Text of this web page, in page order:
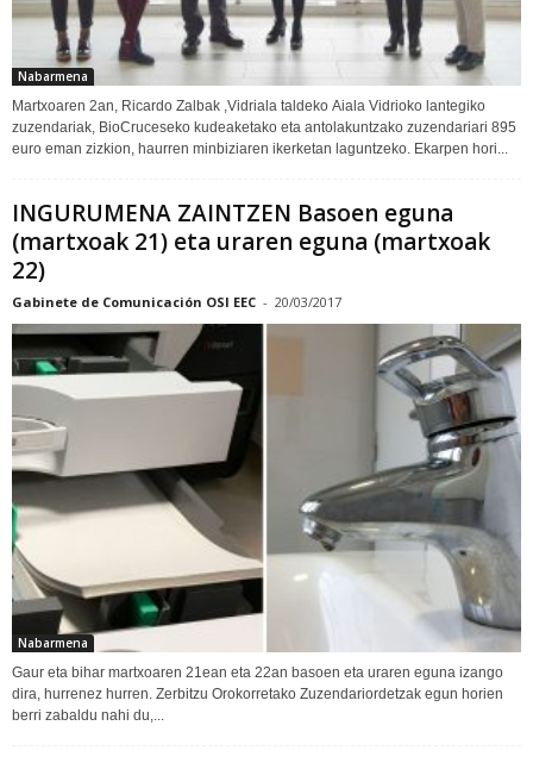
Nabarmena
Martxoaren 2an, Ricardo Zalbak ,Vidriala taldeko Aiala Vidrioko lantegiko
zuzendariak, BioCruceseko kudeaketako eta antolakuntzako zuzendariari 895
euro eman zizkion, haurren minbiziaren ikerketan laguntzeko. Ekarpen hori...
INGURUMENA ZAINTZEN Basoen eguna
(martxoak 21) eta uraren eguna (martxoak
22)
Gabinete de Comunicación OSI EEC - 20/03/2017
Nabarmena
Gaur eta bihar martxoaren 21ean eta 22an basoen eta uraren eguna izango
dira, hurrenez hurren. Zerbitzu Orokorretako Zuzendariordetzak egun horien
berri zabaldu nahi du,...